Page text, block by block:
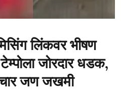
लिंकवर भीषण
जोरदार धडक,
जण जखमी